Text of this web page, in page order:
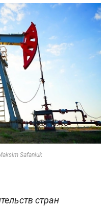
Safaniuk
стран